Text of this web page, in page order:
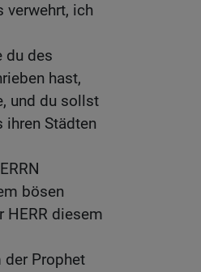
verwehrt, ich
du des
hast,
und du sollst
ihren Städten
bösen
HERR diesem
der Prophet